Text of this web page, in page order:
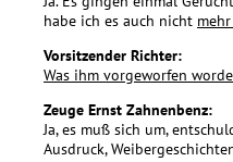
habe ich es auch nicht
Vorsitzender Richter:
Was ihm vorgeworfen
Zeuge Ernst Zahnenbenz:
Ja, es muß sich um,
Ausdruck,